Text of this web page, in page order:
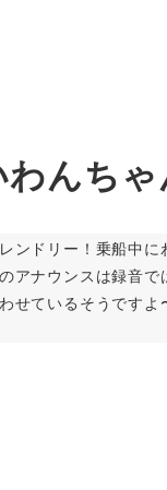
んち
ンドリー！乗船中に
アナウンスは録音で
せているそうです